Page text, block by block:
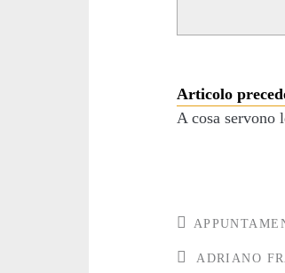
Articolo
A cosa servono
ADRIANO